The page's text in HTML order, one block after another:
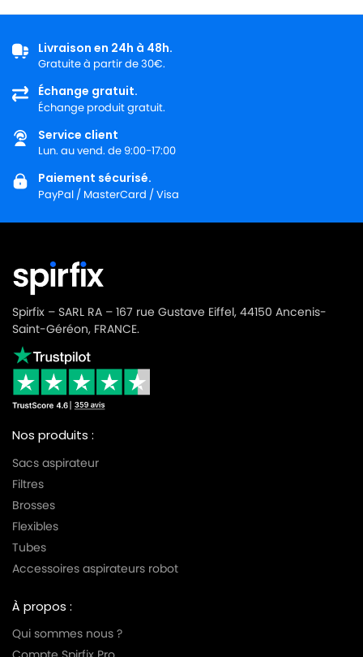
Livraison en 24h à 48h.
Gratuite à partir de 30€.
Échange gratuit.
Échange produit gratuit.
Service client
Lun. au vend. de 9:00-17:00
Paiement sécurisé.
PayPal / MasterCard / Visa
Spirfix – SARL RA – 167 rue Gustave Eiffel, 44150 Ancenis-
Saint-Géréon, FRANCE.
Nos produits :
Sacs aspirateur
Filtres
Brosses
Flexibles
Tubes
Accessoires aspirateurs robot
À propos :
Qui sommes nous ?